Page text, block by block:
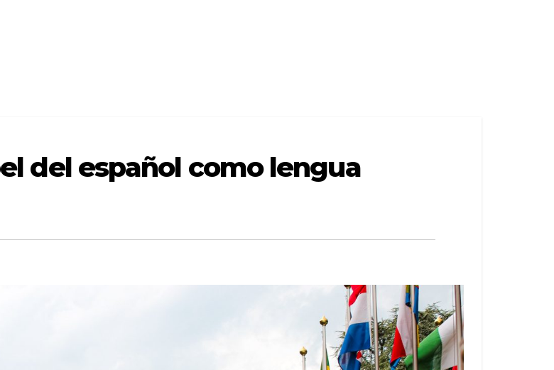
del español como lengua